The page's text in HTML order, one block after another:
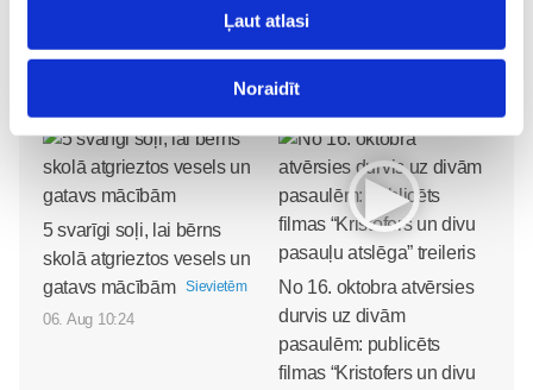
Ļaut atlasi
Noraidīt
Kļūsti par Freemore produktu testētāju!
06. Aug 20:04
5 svarīgi soļi, lai bērns
skolā atgrieztos vesels un
gatavs mācībām
Sievietēm
06. Aug 10:24
No 16. oktobra atvērsies
durvis uz divām
pasaulēm: publicēts
filmas “Kristofers un divu